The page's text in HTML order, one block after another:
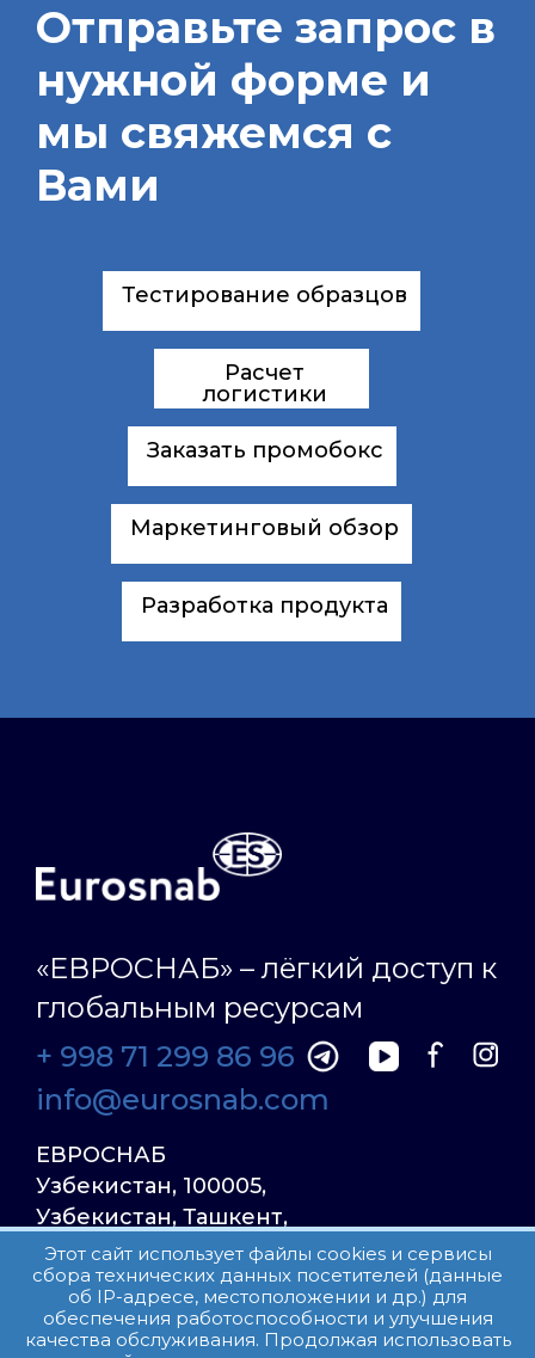
Отправьте запрос в
нужной форме и
мы свяжемся с
Вами
Тестирование образцов
Расчет
логистики
Заказать промобокс
Маркетинговый обзор
Разработка продукта
«ЕВРОСНАБ» – лёгкий доступ к
глобальным ресурсам
+ 998 71 299 86 96
info@eurosnab.com
ЕВРОСНАБ
Узбекистан, 100005,
Узбекистан, Ташкент,
Улица Фаргона Йули
23, дом 31
Все права защищены.
Этот сайт использует файлы cookies и сервисы
сбора технических данных посетителей (данные
об IP-адресе, местоположении и др.) для
обеспечения работоспособности и улучшения
качества обслуживания. Продолжая использовать